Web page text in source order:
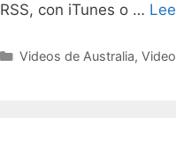
RSS, con iTunes o …
Categorías
Videos de Australia,